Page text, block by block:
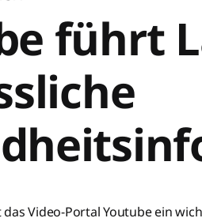
führt
das Video-Portal Youtube ein